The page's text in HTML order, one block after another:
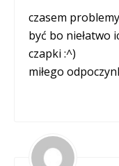
czasem
być bo niełatwo
czapki :^)
miłego